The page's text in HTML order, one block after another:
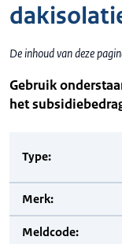
De inhoud van deze
Gebruik
het
Type:
Merk:
Meldcode: